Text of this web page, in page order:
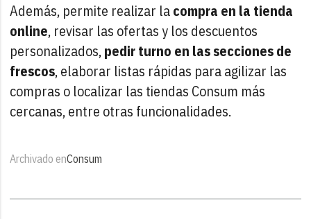
Además, permite realizar lacompra en la tienda
online, revisar las ofertas y los descuentos
personalizados,pedir turno en las secciones de
frescos, elaborar listas rápidas para agilizar las
compras o localizar las tiendas Consum más
cercanas, entre otras funcionalidades.
Archivado enConsum